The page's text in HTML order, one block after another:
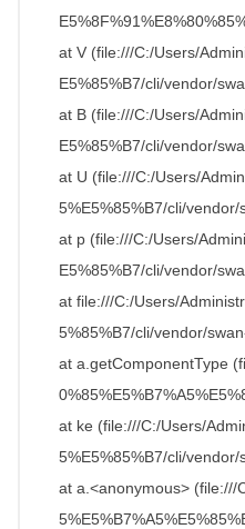
at V (file:///C:/Users/
E5%85%B7/cli/vendor/
at B (file:///C:/Users/
E5%85%B7/cli/vendor/
at U (file:///C:/Users/
5%E5%85%B7/cli/
at p (file:///C:/Users/
E5%85%B7/cli/vendor/
at file:///C:/Users/
5%85%B7/cli/vendor/
at a.getComponentType
at ke (file:///C:/Users/
5%E5%85%B7/cli/
at a.<anonymous> (file:///